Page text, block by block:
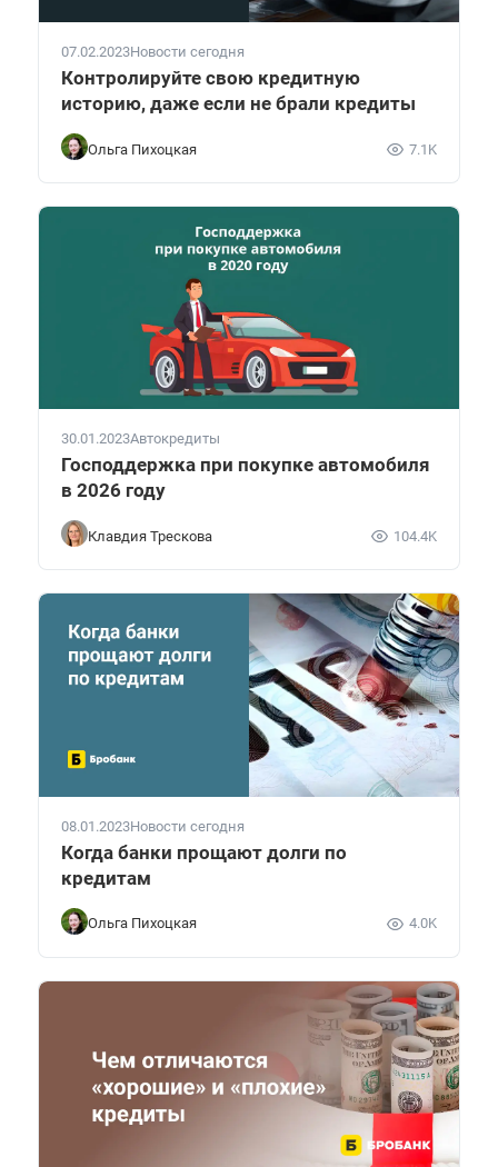
07.02.2023Новости сегодня
Контролируйте свою кредитную
историю, даже если не брали кредиты
Ольга Пихоцкая 7.1K
30.01.2023Автокредиты
Господдержка при покупке автомобиля
в 2026 году
Клавдия Трескова 104.4K
08.01.2023Новости сегодня
Когда банки прощают долги по
кредитам
Ольга Пихоцкая 4.0K